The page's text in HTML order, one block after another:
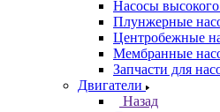
Насосы
Плунжерные
Центробежные
Мембранные
Запчасти для
Двигатели
Назад